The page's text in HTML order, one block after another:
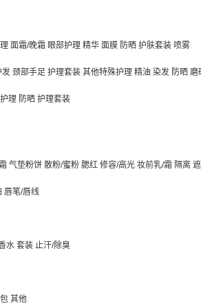
面霜/晚霜 眼部护理 精华 面膜 防晒 护肤套装 喷雾
发 颈部手足 护理套装 其他特殊护理 精油 染发 防晒 磨
理 防晒 护理套装
气垫粉饼 散粉/蜜粉 腮红 修容/高光 妆前乳/霜 隔离
唇笔/唇线
水 套装 止汗/除臭
其他